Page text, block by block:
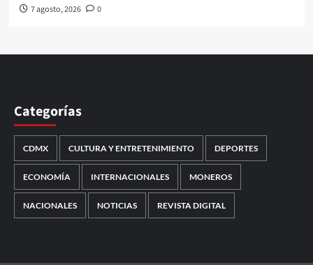
7 agosto, 2026 0
Categorías
CDMX CULTURA Y ENTRETENIMIENTO DEPORTES
ECONOMÍA INTERNACIONALES MONEROS
NACIONALES NOTICIAS REVISTA DIGITAL